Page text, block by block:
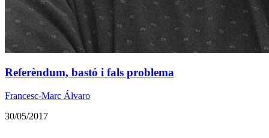
Referèndum, bastó i fals problema
Francesc-Marc Álvaro
30/05/2017